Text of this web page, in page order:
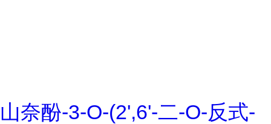
山奈酚-3-O-(2',6'-二-O-反式-